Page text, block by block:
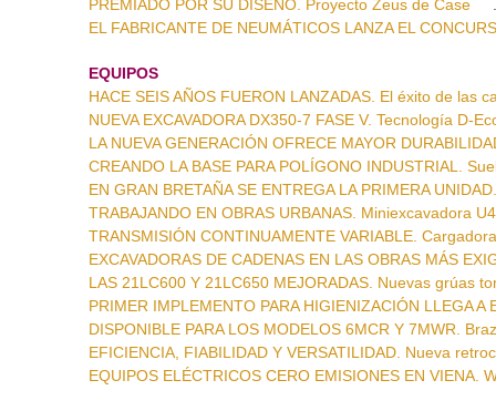
PREMIADO POR SU DISEÑO. Proyecto Zeus de Case
.
EL FABRICANTE DE NEUMÁTICOS LANZA EL
EQUIPOS
HACE SEIS AÑOS FUERON LANZADAS. El éxito de las
NUEVA EXCAVADORA DX350-7 FASE V. Tecnología D-
LA NUEVA GENERACIÓN OFRECE MAYOR
CREANDO LA BASE PARA POLÍGONO INDUSTRIAL.
EN GRAN BRETAÑA SE ENTREGA LA PRIMERA
TRABAJANDO EN OBRAS URBANAS. Miniexcavadora
TRANSMISIÓN CONTINUAMENTE VARIABLE.
EXCAVADORAS DE CADENAS EN LAS OBRAS MÁS
LAS 21LC600 Y 21LC650 MEJORADAS. Nuevas grúas
PRIMER IMPLEMENTO PARA HIGIENIZACIÓN LLEGA
DISPONIBLE PARA LOS MODELOS 6MCR Y 7MWR.
EFICIENCIA, FIABILIDAD Y VERSATILIDAD. Nueva
EQUIPOS ELÉCTRICOS CERO EMISIONES EN VIENA.